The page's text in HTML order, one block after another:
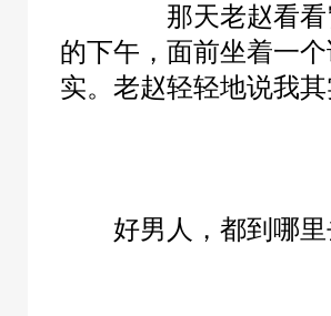
那天老赵看看窗外
的下午，面前坐着一
实。老赵轻轻地说我
好男人，都到哪里